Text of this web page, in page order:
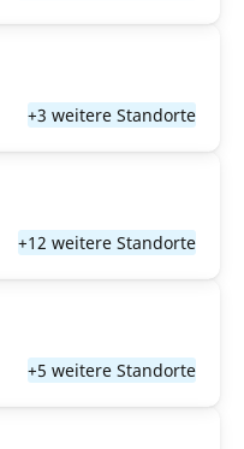
+3 weitere Standorte
+12 weitere Standorte
+5 weitere Standorte